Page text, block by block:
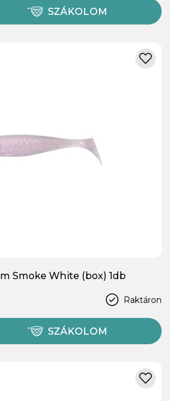
SZÁKOLOM
Smoke White (box) 1db
Raktáron
SZÁKOLOM